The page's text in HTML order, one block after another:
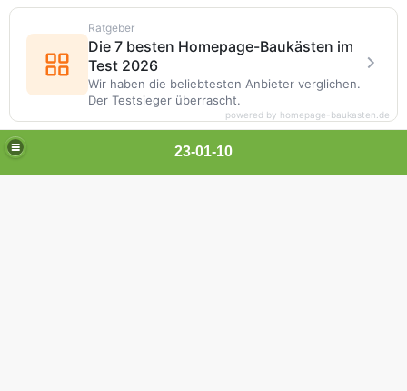
23-01-10
Ratgeber
Die 7 besten Homepage-Baukästen im
Test 2026
Wir haben die beliebtesten Anbieter verglichen.
Der Testsieger überrascht.
powered by homepage-baukasten.de